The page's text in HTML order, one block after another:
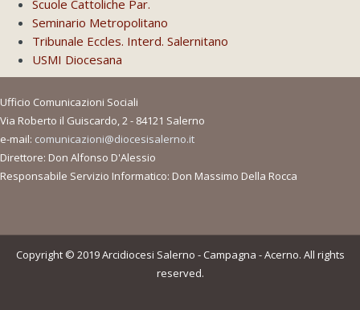
Scuole Cattoliche Par.
Seminario Metropolitano
Tribunale Eccles. Interd. Salernitano
USMI Diocesana
Ufficio Comunicazioni Sociali
Via Roberto il Guiscardo, 2 - 84121 Salerno
e-mail: comunicazioni@diocesisalerno.it
Direttore: Don Alfonso D'Alessio
Responsabile Servizio Informatico: Don Massimo Della Rocca
Copyright © 2019 Arcidiocesi Salerno - Campagna - Acerno. All rights
reserved.